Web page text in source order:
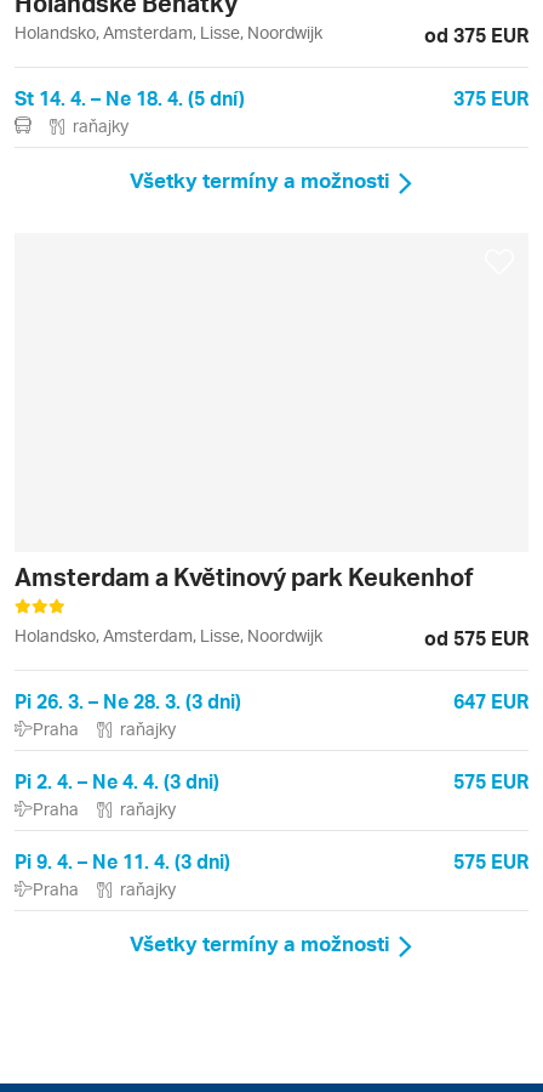
Holandsko, Amsterdam, Lisse, Noordwijk od 375 EUR
St 14. 4. – Ne 18. 4. (5 dní) 375 EUR
raňajky
Všetky termíny a možnosti
Amsterdam a Květinový park Keukenhof
Holandsko, Amsterdam, Lisse, Noordwijk od 575 EUR
Pi 26. 3. – Ne 28. 3. (3 dni) 647 EUR
Praha raňajky
Pi 2. 4. – Ne 4. 4. (3 dni) 575 EUR
Praha raňajky
Pi 9. 4. – Ne 11. 4. (3 dni) 575 EUR
Praha raňajky
Všetky termíny a možnosti